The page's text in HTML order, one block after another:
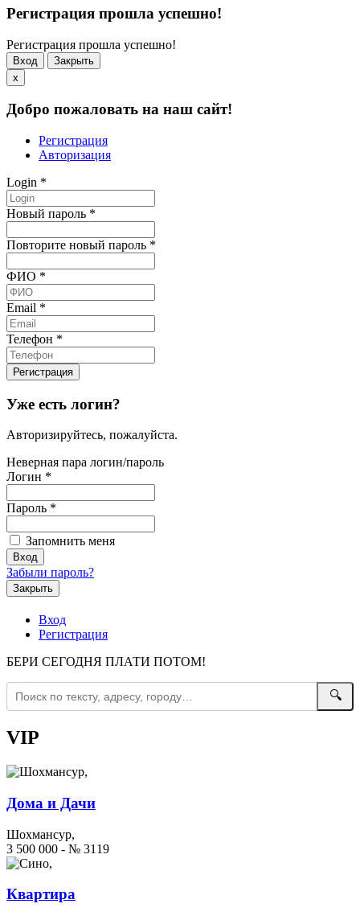
Регистрация прошла успешно!
Регистрация прошла успешно!
Вход
Закрыть
x
Добро пожаловать на наш сайт!
Регистрация
Авторизация
Login *
Новый пароль *
Повторите новый пароль *
ФИО *
Email *
Телефон *
Уже есть логин?
Авторизируйтесь, пожалуйста.
Неверная пара логин/пароль
Логин *
Пароль *
Запомнить меня
Забыли пароль?
Закрыть
Вход
Регистрация
БЕРИ СЕГОДНЯ ПЛАТИ ПОТОМ!
🔍
VIP
Дома и Дачи
Шохмансур,
3 500 000 - № 3119
Квартира